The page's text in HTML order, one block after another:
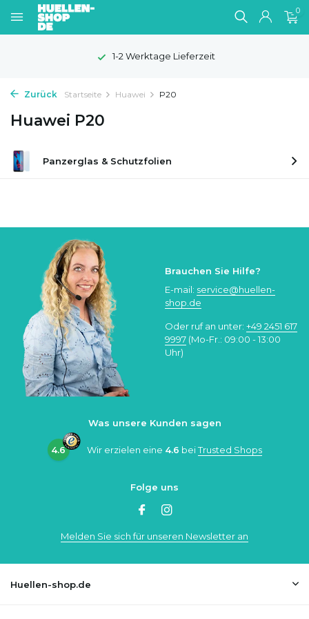
0
1-2 Werktage Lieferzeit
Zurück Startseite Huawei P20
Huawei P20
Panzerglas & Schutzfolien
Brauchen Sie Hilfe?
E-mail: service@huellen-
shop.de
Oder ruf an unter: +49 2451 617
9997 (Mo-Fr.: 09:00 - 13:00
Uhr)
Was unsere Kunden sagen
4.6 Wir erzielen eine 4.6 beiTrusted Shops
Folge uns
Melden Sie sich für unseren Newsletter an
Huellen-shop.de